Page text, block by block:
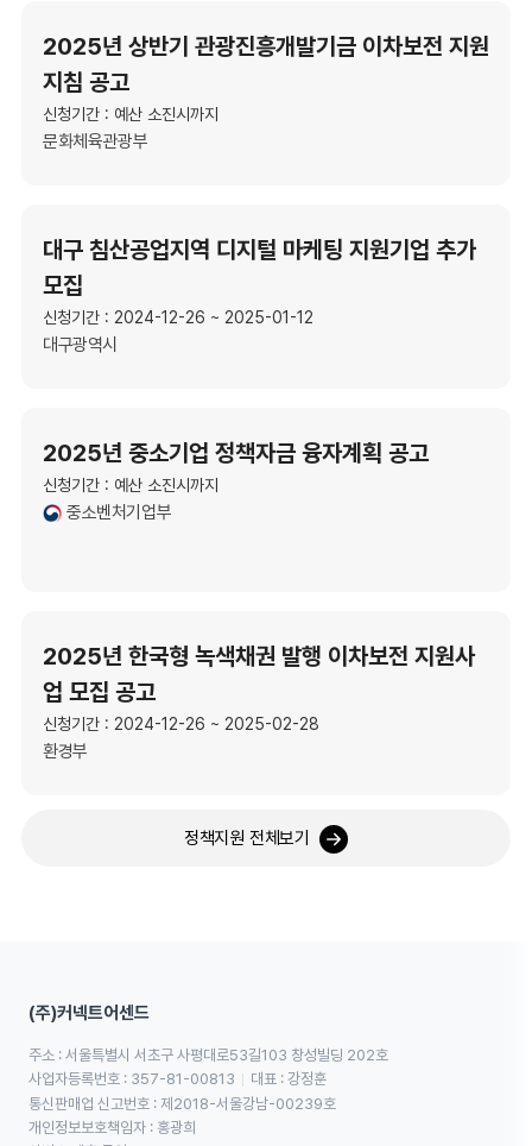
2025년 상반기 관광진흥개발기금 이차보전 지원
지침 공고
신청기간 : 예산 소진시까지
문화체육관광부
대구 침산공업지역 디지털 마케팅 지원기업 추가
모집
신청기간 : 2024-12-26 ~ 2025-01-12
대구광역시
2025년 중소기업 정책자금 융자계획 공고
신청기간 : 예산 소진시까지
중소벤처기업부
2025년 한국형 녹색채권 발행 이차보전 지원사
업 모집 공고
신청기간 : 2024-12-26 ~ 2025-02-28
환경부
정책지원 전체보기
(주)커넥트어센드
주소 : 서울특별시 서초구 사평대로53길103 창성빌딩 202호
사업자등록번호 : 357-81-00813
대표 : 강정훈
통신판매업 신고번호 : 제2018-서울강남-00239호
개인정보보호책임자 : 홍광희